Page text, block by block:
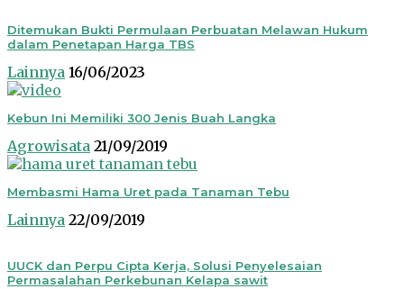
Ditemukan Bukti Permulaan Perbuatan Melawan Hukum
dalam Penetapan Harga TBS
Lainnya 16/06/2023
Kebun Ini Memiliki 300 Jenis Buah Langka
Agrowisata 21/09/2019
Membasmi Hama Uret pada Tanaman Tebu
Lainnya 22/09/2019
UUCK dan Perpu Cipta Kerja, Solusi Penyelesaian
Permasalahan Perkebunan Kelapa sawit